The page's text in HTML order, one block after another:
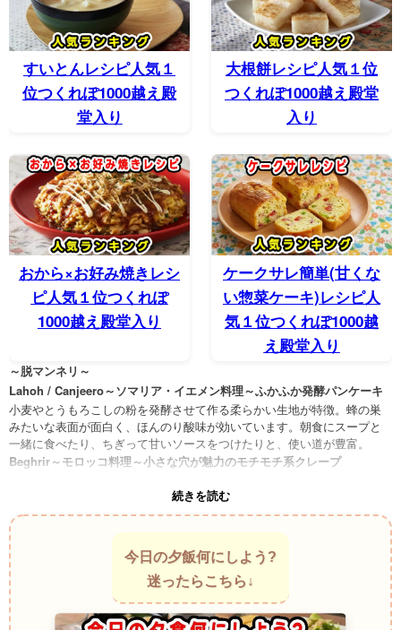
すいとんレシピ人気１
位つくれぽ1000越え殿
堂入り
大根餅レシピ人気１位
つくれぽ1000越え殿堂
入り
おから×お好み焼きレシ
ピ人気１位つくれぽ
1000越え殿堂入り
ケークサレ簡単(甘くな
い惣菜ケーキ)レシピ人
気１位つくれぽ1000越
え殿堂入り
～脱マンネリ～
Lahoh / Canjeero～ソマリア・イエメン料理～ふかふか発酵パンケーキ
小麦やとうもろこしの粉を発酵させて作る柔らかい生地が特徴。蜂の巣
みたいな表面が面白く、ほんのり酸味が効いています。朝食にスープと
一緒に食べたり、ちぎって甘いソースをつけたりと、使い道が豊富。
Beghrir～モロッコ料理～小さな穴が魅力のモチモチ系クレープ
ケーキ。バターやはちみつをたっぷりかけて食べるのが定番で、そのし
っとり感と香ばしさがクセになるん。
Msemmen～北アフリカ料理～折りたたみの技が光る層パンケーキ
手で伸ばして、重ねて、バターを塗って焼くこの一手間で驚くほど層が
できる粉もの。外側はパリッ、中はしっとり。ちょっとした焼きの香り
が食欲をくすぐります。
Äggakaka～スウェーデン料理～農家風の分厚いオーブンパンケーキ
卵、小麦粉、牛乳で作る分厚いケーキのような一品。ベーコンやリンゴ
続きを読む
今日の夕飯何にしよう?
迷ったらこちら↓